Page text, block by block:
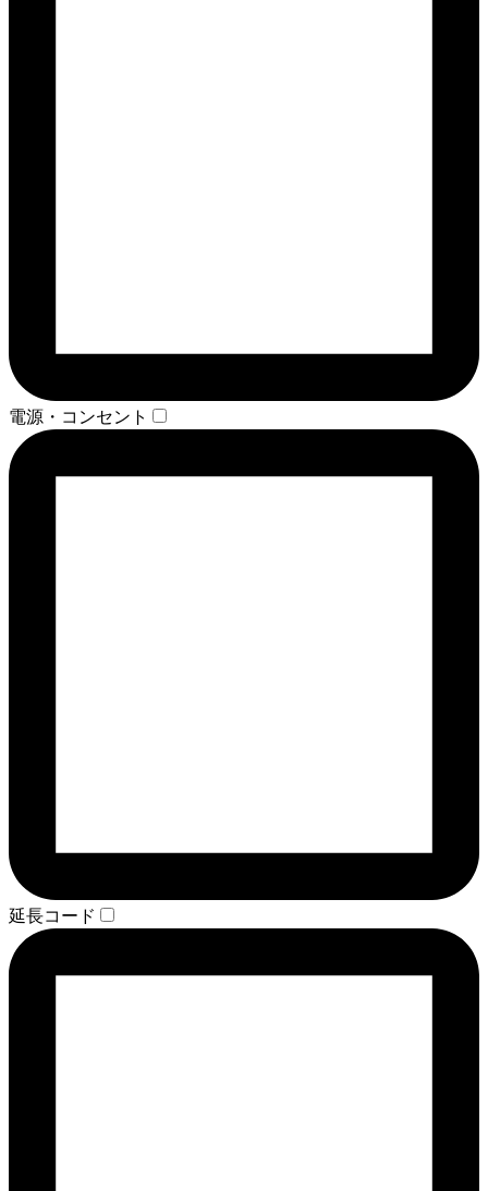
電源・コンセント
延長コード